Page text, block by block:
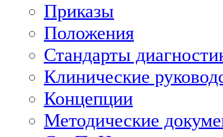
Приказы
Положения
Стандарты
Клинические
Концепции
Методические